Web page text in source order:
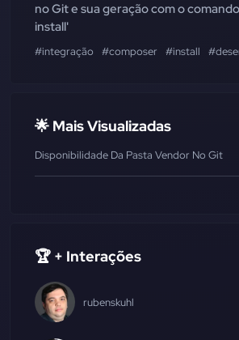
no Git e sua geração com o
install'
#integração #composer #install
🌟 Mais Visualizadas
Disponibilidade Da Pasta Vendor No Git
🏆 + Interações
rubenskuhl